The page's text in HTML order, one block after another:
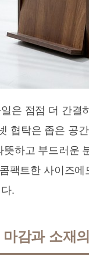
은 점점 더 간결
협탁은 좁은 공
뜻하고 부드러운
팩트한 사이즈
.
감과 소재